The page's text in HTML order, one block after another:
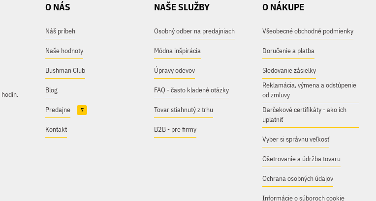
O NÁS
Náš príbeh
Naše hodnoty
Bushman Club
Blog
Predajne 7
Kontakt
NAŠE SLUŽBY
Osobný odber na predajniach
Módna inšpirácia
Úpravy odevov
FAQ - často kladené otázky
Tovar stiahnutý z trhu
B2B - pre firmy
O NÁKUPE
Všeobecné obchodné podmienky
Doručenie a platba
Sledovanie zásielky
Reklamácia, výmena a odstúpenie
od zmluvy
Darčekové certifikáty - ako ich
uplatniť
Vyber si správnu veľkosť
Ošetrovanie a údržba tovaru
Ochrana osobných údajov
Informácie o súboroch cookie